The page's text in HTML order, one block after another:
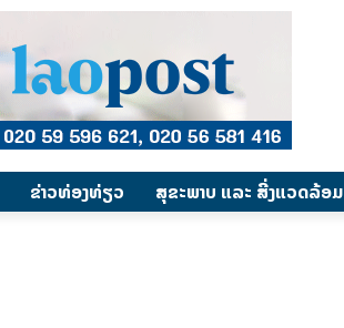
​ຂ່າວທ່ອງທ່ຽວ ສຸຂະພາບ ແລະ ສີ່ງແວດລ້ອມ